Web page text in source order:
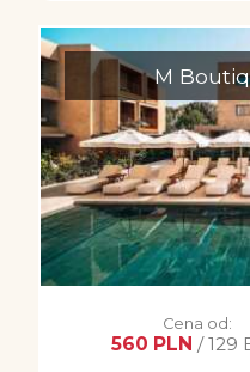
M
Cena od:
560 PLN / 129